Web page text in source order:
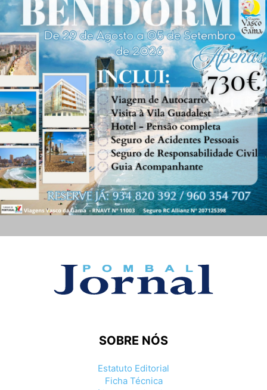
SOBRE NÓS
Estatuto Editorial
Ficha Técnica